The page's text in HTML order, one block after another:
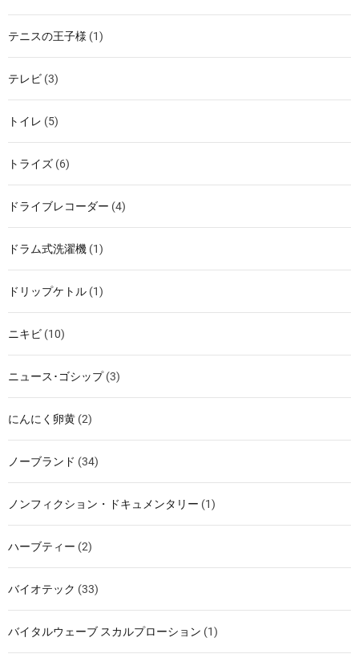
テニスの王子様 (1)
テレビ (3)
トイレ (5)
トライズ (6)
ドライブレコーダー (4)
ドラム式洗濯機 (1)
ドリップケトル (1)
ニキビ (10)
ニュース･ゴシップ(3)
にんにく卵黄 (2)
ノーブランド (34)
ノンフィクション・ドキュメンタリー (1)
ハーブティー (2)
バイオテック (33)
バイタルウェーブ スカルプローション (1)